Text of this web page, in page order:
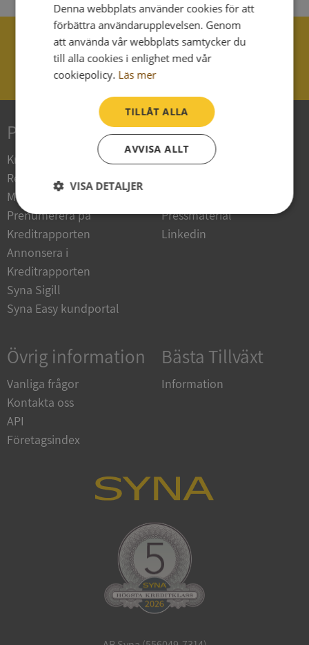
040 - 25 85 00
support@syna.se
Produkter
Kreditupplysning
Registervård
Marknadsurval & analyser
Prenumerera på
Kreditrapporten
Annonsera i
Kreditrapporten
Syna Sigill
Syna Easy kundportal
Om Syna
Det här är Syna
Pressmaterial
Linkedin
Övrig information
Vanliga frågor
Kontakta oss
API
Företagsindex
Bästa Tillväxt
Information
Denna webbplats använder cookies för att
förbättra användarupplevelsen. Genom
att använda vår webbplats samtycker du
till alla cookies i enlighet med vår
cookiepolicy. Läs mer
TILLÅT ALLA
AVVISA ALLT
VISA DETALJER
Strikt
nödvändigt
Prestanda Inriktning
Prestanda
Inriktning
kärnwebbplatsfunktioner som användarinloggning
och kontohantering. Webbplatsen kan inte
Namn
Leverantör
Domän
de.syna.se